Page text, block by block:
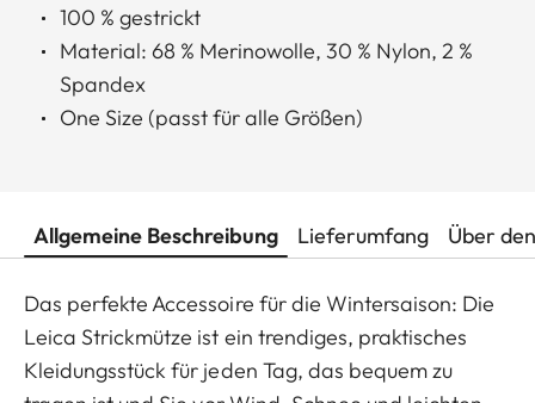
100 % gestrickt
Material: 68 % Merinowolle, 30 % Nylon, 2 %
Spandex
One Size (passt für alle Größen)
Allgemeine Beschreibung Lieferumfang Über
Das perfekte Accessoire für die Wintersaison: Die
Leica Strickmütze ist ein trendiges, praktisches
Kleidungsstück für jeden Tag, das bequem zu